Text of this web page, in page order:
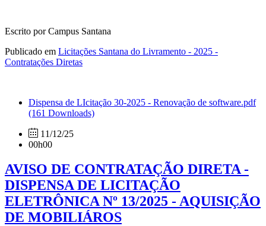
Escrito por Campus Santana
Publicado em Licitações Santana do Livramento - 2025 -
Contratações Diretas
Dispensa de LIcitação 30-2025 - Renovação de software.pdf
(161 Downloads)
11/12/25
00h00
AVISO DE CONTRATAÇÃO DIRETA -
DISPENSA DE LICITAÇÃO
ELETRÔNICA Nº 13/2025 - AQUISIÇÃO
DE MOBILIÁROS